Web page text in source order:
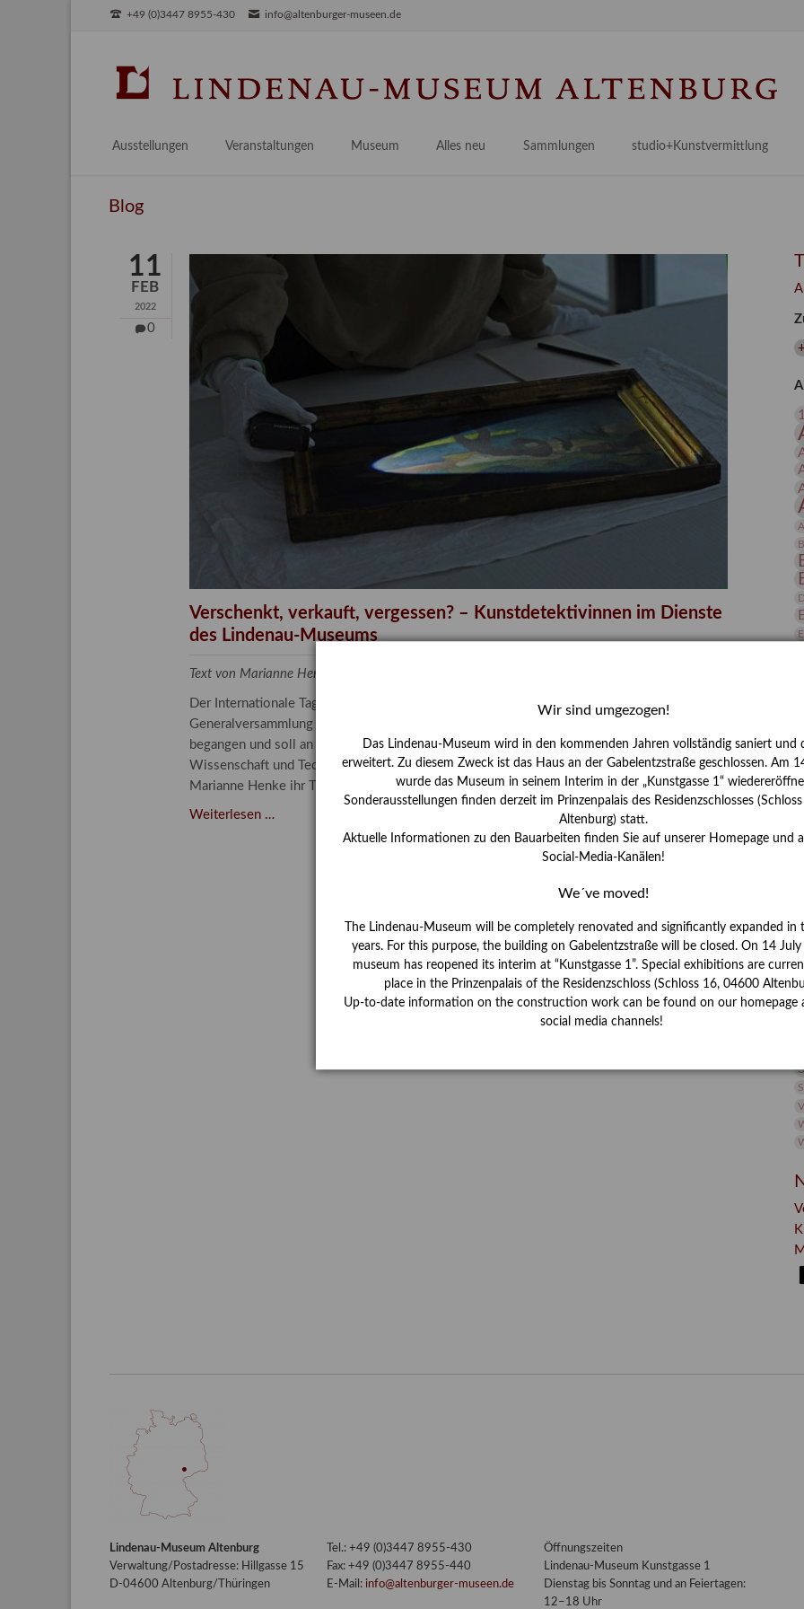
+49 (0)3447 8955-430 info@altenburger-museen.de
Ausstellungen
Aktuell
Veranstaltungen Museum
Praktikum / Praxisprojekt
Bestandskataloge & Editionen
Gesamtverzeichnis
Kalender
Alles neu
Provenienzforschung
Kulturelle Vermittlung
Länderübergreifende kulturtouristische Ziele
Sammlungen
Malerei 17.–19. Jh.
Deutsche Malerei 20./21. Jh.
Grafische Sammlung
Kunstbibliothek
Restaurierung
Forschung
studio+Kunstvermittlung
Angebote für Erwachsene
Angebote für Kitas
Blog
11
FEB
2022
0
Verschenkt, verkauft, vergessen? – Kunstdetektivinnen im Dienste
des Lindenau-Museums
Text von Marianne Henke, Provenienzforscherin am Lindenau-Museum Altenburg
Der Internationale Tag der Frauen und Mädchen in der Wissenschaft wurde 2015 in der
Generalversammlung der Vereinten Nationen beschlossen. Er wird jährlich am 11. Februar
begangen und soll an die entscheidende Rolle erinnern, die Mädchen und Frauen in
Wissenschaft und Technologie spielen. In ihrem Blogbeitrag stellt Provenienzforscherin
Marianne Henke ihr Tätigkeitsfeld vor.
Weiterlesen …Verschenkt,
Lindenau-Museum Altenburg
Verwaltung/Postadresse: Hillgasse 15
D-04600 Altenburg/Thüringen
Tel.: +49 (0)3447 8955-430
Fax: +49 (0)3447 8955-440
E-Mail: info@altenburger-museen.de
Öffnungszeiten
Lindenau-Museum Kunstgasse 1
Dienstag bis Sonntag und an Feiertagen:
12–18 Uhr
Wir sind umgezogen!
Das Lindenau-Museum wird in den kommenden Jahren vollständig saniert und
erweitert. Zu diesem Zweck ist das Haus an der Gabelentzstraße geschlossen. Am
wurde das Museum in seinem Interim in der „Kunstgasse 1“
Sonderausstellungen finden derzeit im Prinzenpalais des Residenzschlosses
Altenburg) statt.
Aktuelle Informationen zu den Bauarbeiten finden Sie auf unserer Homepage und
Social-Media-Kanälen!
We´ve moved!
The Lindenau-Museum will be completely renovated and significantly expanded in
years. For this purpose, the building on Gabelentzstraße will be closed. On 14
museum has reopened its interim at “Kunstgasse 1”. Special exhibitions are
place in the Prinzenpalais of the Residenzschloss (Schloss 16, 04600
Up-to-date information on the construction work can be found on our homepage
social media channels!